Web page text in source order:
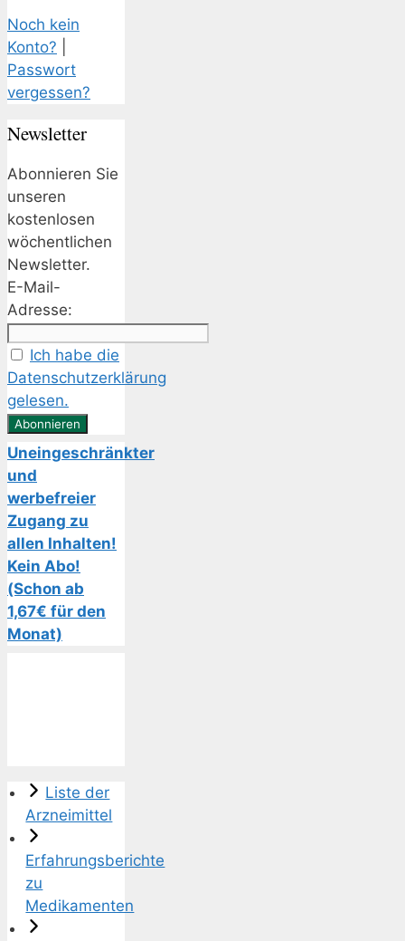
Noch kein
Konto?
Passwort
vergessen?
Newsletter
Abonnieren Sie
unseren
kostenlosen
wöchentlichen
Newsletter.
E-Mail-
Adresse:
Ich habe die
Datenschutzerklärung
gelesen.
Uneingeschränkter
und
werbefreier
Zugang zu
allen Inhalten!
Kein Abo!
(Schon ab
1,67€ für den
Monat)
Liste der
Arzneimittel
Erfahrungsberichte
zu
Medikamenten